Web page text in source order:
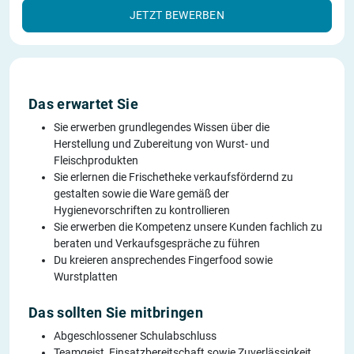
JETZT BEWERBEN
Das erwartet Sie
Sie erwerben grundlegendes Wissen über die
Herstellung und Zubereitung von Wurst- und
Fleischprodukten
Sie erlernen die Frischetheke verkaufsfördernd zu
gestalten sowie die Ware gemäß der
Hygienevorschriften zu kontrollieren
Sie erwerben die Kompetenz unsere Kunden fachlich zu
beraten und Verkaufsgespräche zu führen
Du kreieren ansprechendes Fingerfood sowie
Wurstplatten
Das sollten Sie mitbringen
Abgeschlossener Schulabschluss